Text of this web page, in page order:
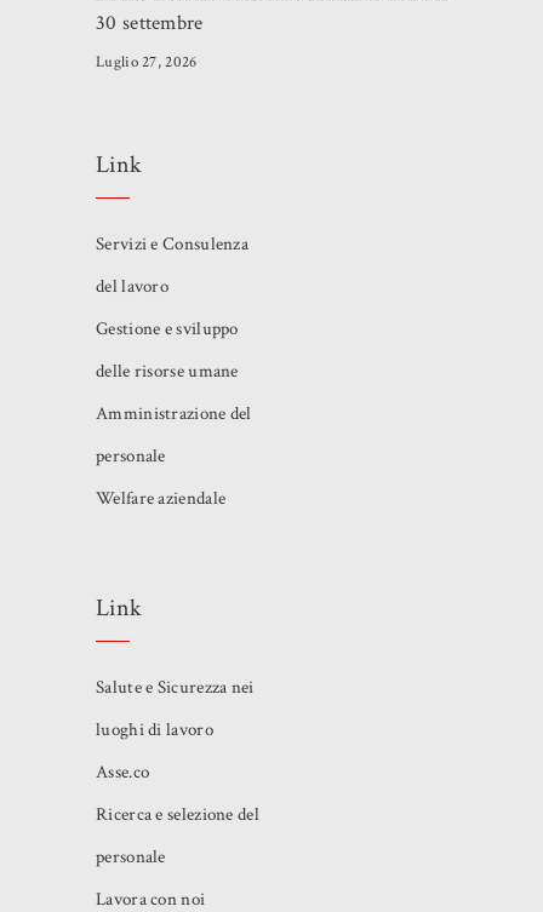
30 settembre
Luglio 27, 2026
Link
Servizi e Consulenza
del lavoro
Gestione e sviluppo
delle risorse umane
Amministrazione del
personale
Welfare aziendale
Link
Salute e Sicurezza nei
luoghi di lavoro
Asse.co
Ricerca e selezione del
personale
Lavora con noi